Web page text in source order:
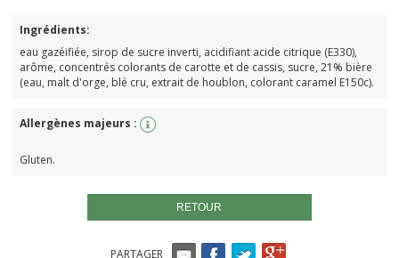
Ingrédients:
eau gazéifiée, sirop de sucre inverti, acidifiant acide citrique (E330),
arôme, concentrés colorants de carotte et de cassis, sucre, 21% bière
(eau, malt d'orge, blé cru, extrait de houblon, colorant caramel E150c).
Allergènes majeurs :
Gluten.
RETOUR
PARTAGER